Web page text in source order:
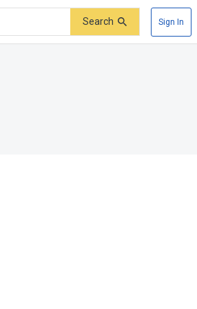
Search Sign In